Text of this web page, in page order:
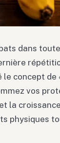
dans
le concept de
vos
la
physiques